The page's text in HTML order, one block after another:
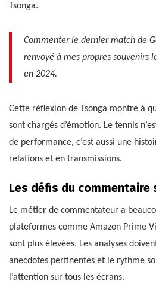
Tsonga.
Commenter le dernier match de
renvoyé à mes propres souvenirs
en 2024.
Cette réflexion de Tsonga montre à
sont chargés d’émotion. Le tennis
de performance, c’est aussi une
relations et en transmissions.
Les défis du
Le métier de commentateur a
plateformes comme Amazon Prime
sont plus élevées. Les analyses
anecdotes pertinentes et le rythme
l’attention sur tous les écrans.